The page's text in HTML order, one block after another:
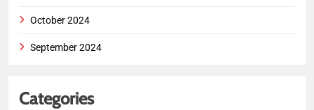
October 2024
September 2024
Categories